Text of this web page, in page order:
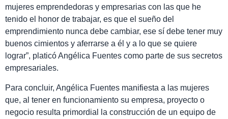
mujeres emprendedoras y empresarias con las que he
tenido el honor de trabajar, es que el sueño del
emprendimiento nunca debe cambiar, ese sí debe tener muy
buenos cimientos y aferrarse a él y a lo que se quiere
lograr”, platicó Angélica Fuentes como parte de sus secretos
empresariales.
Para concluir, Angélica Fuentes manifiesta a las mujeres
que, al tener en funcionamiento su empresa, proyecto o
negocio resulta primordial la construcción de un equipo de